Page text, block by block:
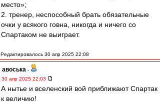
место»;
2. тренер, неспособный брать обязательные
очки у всякого говна, никогда и ничего со
Спартаком не выиграет.
Редактировалось 30 апр 2025 22:08
авоська -
30 апр 2025 22:03
А нытье и вселенский вой приближают Спартак
к величию!